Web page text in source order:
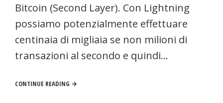
Bitcoin (Second Layer). Con Lightning
possiamo potenzialmente effettuare
centinaia di migliaia se non milioni di
transazioni al secondo e quindi…
CONTINUE READING →